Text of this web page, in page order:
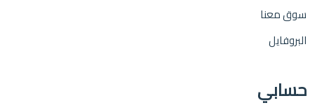
سوق معنا
البروفايل
حسابي